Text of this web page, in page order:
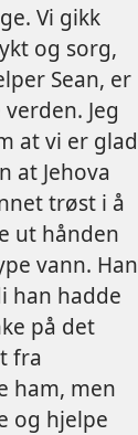
Vi gikk
og sorg,
Sean, er
Jeg
at vi er glad
at Jehova
trøst i å
ut hånden
vann. Han
han hadde
på det
fra
ham, men
og hjelpe